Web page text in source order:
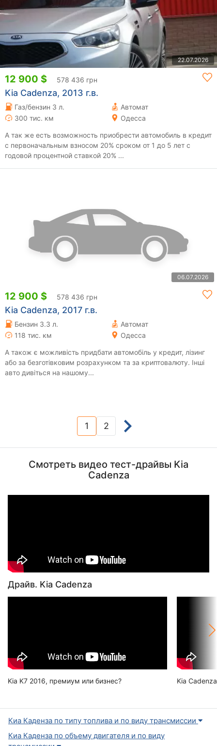
22.07.2026
12 900 $ 578 436 грн
Kia Cadenza, 2013 г.в.
Газ/бензин 3 л.
Автомат
300 тис. км
Одесса
A так же есть возможность приобрести автомобиль в кредит
с первоначальным взносом 20% сроком от 1 до 5 лет с
годовой процентной ставкой 20% ...
06.07.2026
12 900 $ 578 436 грн
Kia Cadenza, 2017 г.в.
Бензин 3.3 л.
Автомат
118 тис. км
Одесса
А також є можливість придбати автомобіль у кредит, лізинг
або за безготівковим розрахунком та за криптовалюту. Інші
авто дивіться на нашому...
1(current)
2
Смотреть видео тест-драйвы Kia
Cadenza
Драйв. Kia Cadenza
Kia K7 2016, премиум или бизнес? Kia
Киа Каденза по типу топлива и по виду трансмиссии
Киа Каденза по объему двигателя и по виду